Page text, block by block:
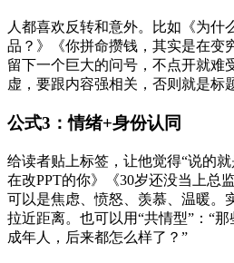
人都喜欢反转和意外。比如《为什
品？》《你拼命攒钱，其实是在变
留下一个巨大的问号，不点开就难
虚，要跟内容强相关，否则就是标
公式3：情绪+身份认同
给读者贴上标签，让他觉得“说的
在改PPT的你》《30岁还没当上总
可以是焦虑、愤怒、羡慕、温暖。
拉近距离。也可以用“共情型”：“
成年人，后来都怎么样了？”